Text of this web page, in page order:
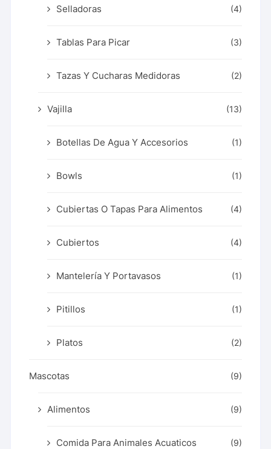
Selladoras (4)
Tablas Para Picar (3)
Tazas Y Cucharas Medidoras (2)
Vajilla (13)
Botellas De Agua Y Accesorios (1)
Bowls (1)
Cubiertas O Tapas Para Alimentos (4)
Cubiertos (4)
Mantelería Y Portavasos (1)
Pitillos (1)
Platos (2)
Mascotas (9)
Alimentos (9)
Comida Para Animales Acuaticos (9)